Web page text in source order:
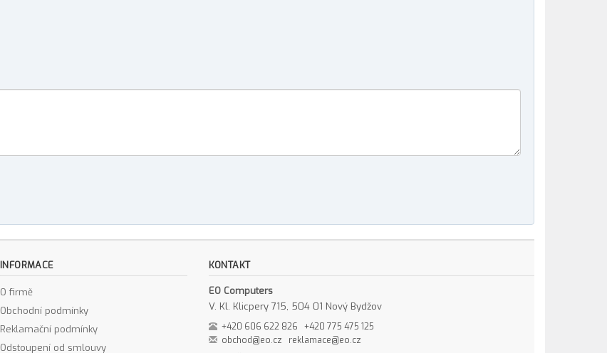
INFORMACE
O firmě
Obchodní podmínky
Reklamační podmínky
Odstoupení od smlouvy
KONTAKT
EO Computers
V. Kl. Klicpery 715, 504 01 Nový Bydžov
+420 606 622 826
+420 775 475 125
obchod@eo.cz
reklamace@eo.cz